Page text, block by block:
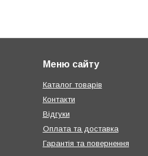
Меню сайту
Каталог товарів
Контакти
Відгуки
Оплата та доставка
Гарантія та повернення